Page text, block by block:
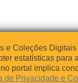
e Coleções
estatísticas para
portal implica
de Privacidade e